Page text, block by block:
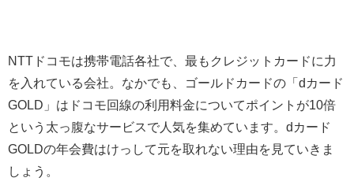
NTTドコモは携帯電話各社で、最もクレジットカードに力
を入れている会社。なかでも、ゴールドカードの「dカード
GOLD」はドコモ回線の利用料金についてポイントが10倍
という太っ腹なサービスで人気を集めています。dカード
GOLDの年会費はけっして元を取れない理由を見ていきま
しょう。